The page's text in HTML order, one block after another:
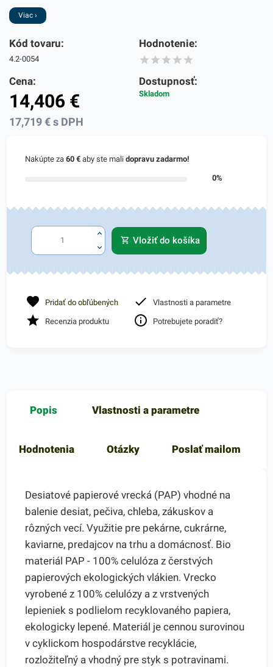
Viac ›
Kód tovaru:
4.2-0054
Hodnotenie:
Cena:
14,406 €
17,719€ s DPH
Dostupnosť:
Skladom
Nakúpte za60 € aby ste malidopravu zadarmo!
0%
Vložiť do košíka
Pridať do obľúbených Vlastnosti a parametre
Recenzia produktu Potrebujete poradiť?
Popis Vlastnosti a parametre
Hodnotenia Otázky Poslať mailom
Desiatové papierové vrecká (PAP) vhodné na
balenie desiat, pečiva, chleba, zákuskov a
rôzných vecí. Využitie pre pekárne, cukrárne,
kaviarne, predajcov na trhu a domácnosť. Bio
materiál PAP - 100% celulóza z čerstvých
papierových ekologických vlákien. Vrecko
vyrobené z 100% celulózy a z vrstvených
lepieniek s podlielom recyklovaného papiera,
ekologicky lepené. Materiál je cennou surovinou
v cyklickom hospodárstve recyklácie,
rozložiteľný a vhodný pre styk s potravinami.